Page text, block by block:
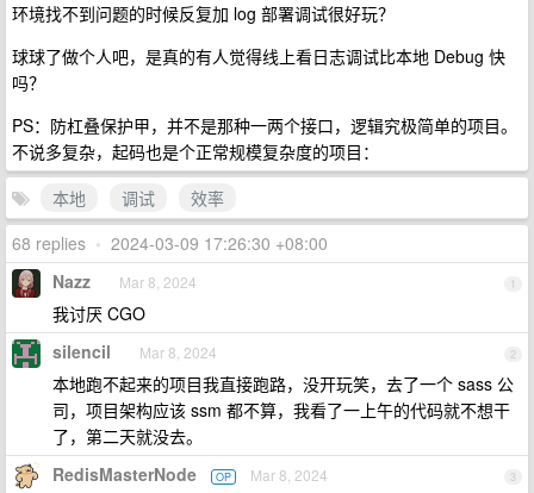
环境找不到问题的时候反复加 log 部署调试很好玩？
球球了做个人吧，是真的有人觉得线上看日志调试比本地 Debug 快
吗？
PS：防杠叠保护甲，并不是那种一两个接口，逻辑究极简单的项目。
不说多复杂，起码也是个正常规模复杂度的项目：
本地
调试
效率
68 replies • 2024-03-09 17:26:30 +08:00
1
Nazz Mar 8, 2024
我讨厌 CGO
2
silencil Mar 8, 2024
本地跑不起来的项目我直接跑路，没开玩笑，去了一个 sass 公
司，项目架构应该 ssm 都不算，我看了一上午的代码就不想干
了，第二天就没去。
3
RedisMasterNode OP Mar 8, 2024